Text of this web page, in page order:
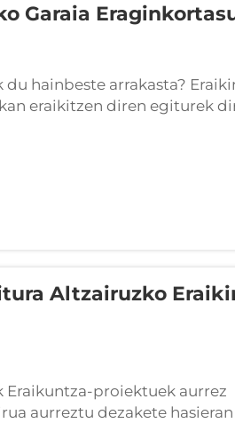
Garaia
hainbeste arrakasta?
eraikitzen diren egiturek
dira. Metodo honek
Altzairuzko
proiektuek aurrez
aurreztu dezakete
Lehenik, altzairi